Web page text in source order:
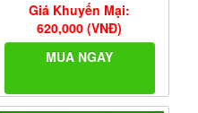
Giá Khuyến Mại:
620,000 (VNĐ)
MUA NGAY